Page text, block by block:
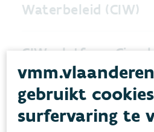
Waterbeleid (CIW)
CIW-platform
gebruikt
surfervaring te